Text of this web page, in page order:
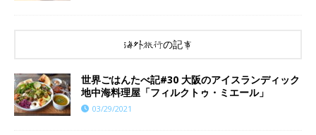
海外旅行の記事
世界ごはんたべ記#30 大阪のアイスランディック
地中海料理屋「フィルクトゥ・ミエール」
03/29/2021